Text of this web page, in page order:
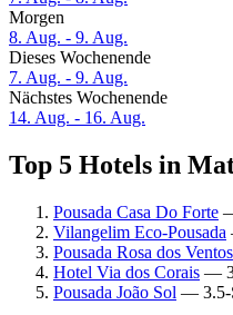
Morgen
8. Aug. - 9. Aug.
Dieses Wochenende
7. Aug. - 9. Aug.
Nächstes Wochenende
14. Aug. - 16. Aug.
Top 5 Hotels in
Pousada Casa Do Forte
Vilangelim Eco-Pousada
Pousada Rosa dos Ventos
Hotel Via dos Corais —
Pousada João Sol — 3.5-